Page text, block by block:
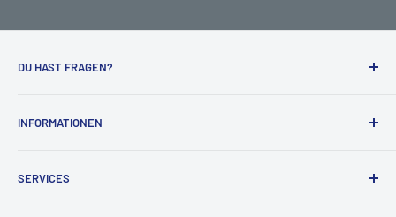
DU HAST FRAGEN?
INFORMATIONEN
Impressum
SERVICES